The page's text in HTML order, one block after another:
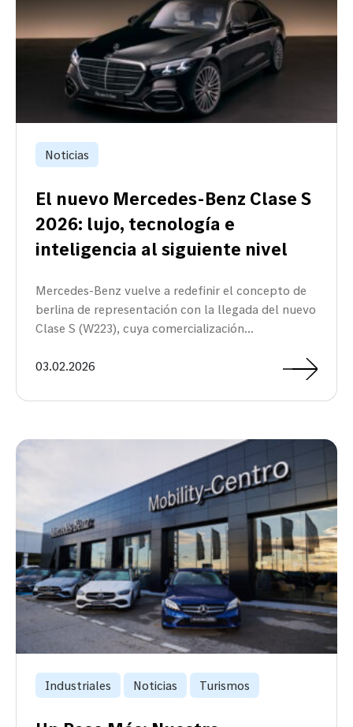
Noticias
El nuevo Mercedes-Benz Clase S
2026: lujo, tecnología e
inteligencia al siguiente nivel
Mercedes-Benz vuelve a redefinir el concepto de
berlina de representación con la llegada del nuevo
Clase S (W223), cuya comercialización…
03.02.2026
Industriales Noticias Turismos